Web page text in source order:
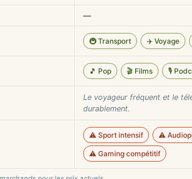
—
🚇 Transport ✈️ Voyage
🎵 Pop 🎬 Films 🎙️
Le voyageur fréquent et le
durablement.
⚠️ Sport intensif ⚠️
⚠️ Gaming compétitif